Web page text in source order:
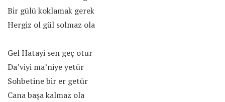
Bir gülü koklamak gerek
Hergiz ol gül solmaz ola
Gel Hatayi sen geç otur
Da’viyi ma’niye yetür
Sohbetine bir er getür
Cana başa kalmaz ola